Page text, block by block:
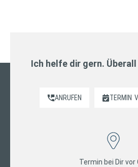
Ich helfe dir gern.
ANRUFEN TERMIN
Termin bei Dir vor